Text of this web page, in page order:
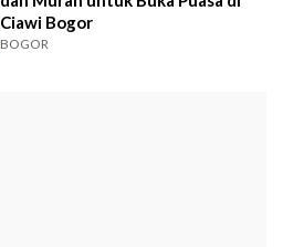
Ciawi Bogor
BOGOR